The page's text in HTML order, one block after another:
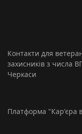
Контакти для
захисників з числа
Черкаси
Платформа "Кар'єра